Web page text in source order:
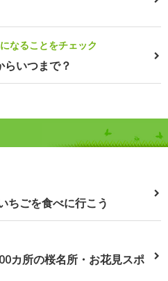
なることをチェック
いつまで？
ちごを食べに行こう
カ所の桜名所・お花見スポ